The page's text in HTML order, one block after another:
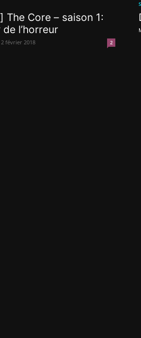
The Core – saison 1:
l’horreur
2 février 2018 2